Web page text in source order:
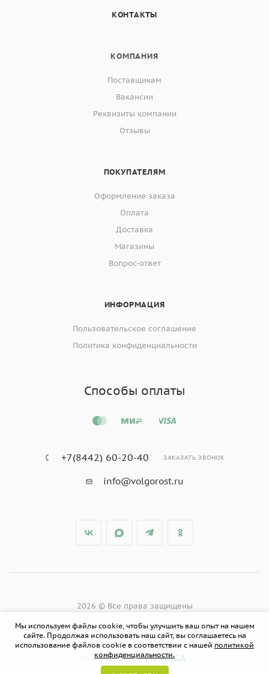
КОНТАКТЫ
КОМПАНИЯ
Поставщикам
Вакансии
Реквизиты компании
Отзывы
ПОКУПАТЕЛЯМ
Оформление заказа
Оплата
Доставка
Магазины
Вопрос-ответ
ИНФОРМАЦИЯ
Пользовательское соглашение
Политика конфиденциальности
Способы оплаты
+7(8442) 60-20-40 ЗАКАЗАТЬ ЗВОНОК
info@volgorost.ru
2026 © Все права защищены
Разработано в PR-VOLGA
Мы используем файлы cookie, чтобы улучшить ваш опыт на нашем
сайте. Продолжая использовать наш сайт, вы соглашаетесь на
использование файлов cookie в соответствии с нашей политикой
конфиденциальности.